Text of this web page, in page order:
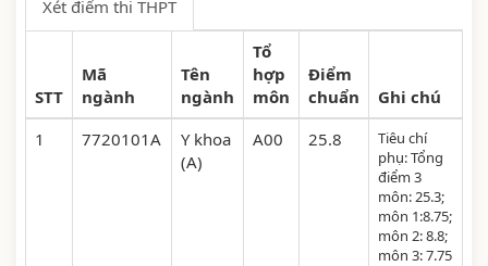
Xét điểm thi THPT
STT
Mã
ngành
Tên
ngành
Tổ
hợp
môn
Điểm
chuẩn
Ghi chú
1
7720101A
Y khoa
(A)
A00 25.8
Tiêu chí
phụ: Tổng
điểm 3
môn: 25.3;
môn 1:8.75;
môn 2: 8.8;
môn 3: 7.75